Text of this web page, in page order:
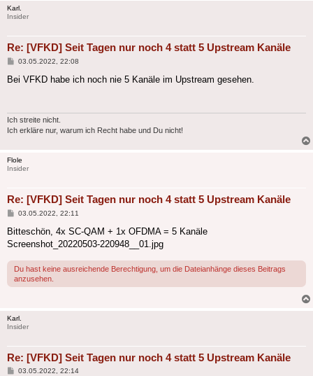
Karl.
Insider
Re: [VFKD] Seit Tagen nur noch 4 statt 5 Upstream Kanäle
Beitrag
03.05.2022, 22:08
Bei VFKD habe ich noch nie 5 Kanäle im Upstream gesehen.
Ich streite nicht.
Ich erkläre nur, warum ich Recht habe und Du nicht!
Flole
Insider
Re: [VFKD] Seit Tagen nur noch 4 statt 5 Upstream Kanäle
Beitrag
03.05.2022, 22:11
Bitteschön, 4x SC-QAM + 1x OFDMA = 5 Kanäle
Screenshot_20220503-220948__01.jpg
Du hast keine ausreichende Berechtigung, um die Dateianhänge dieses Beitrags
anzusehen.
Karl.
Insider
Re: [VFKD] Seit Tagen nur noch 4 statt 5 Upstream Kanäle
Beitrag
03.05.2022, 22:14